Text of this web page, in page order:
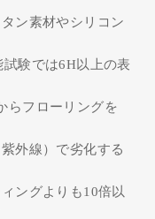
ン素材やシリコン
験では6H以上の表
らフローリングを
外線）で劣化する
ングよりも10倍以